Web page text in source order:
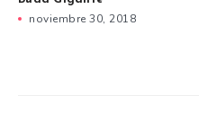
noviembre 30, 2018